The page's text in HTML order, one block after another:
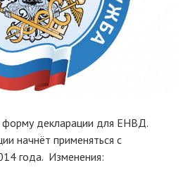
декларации для ЕНВД.
начнёт применяться с
года. Изменения: